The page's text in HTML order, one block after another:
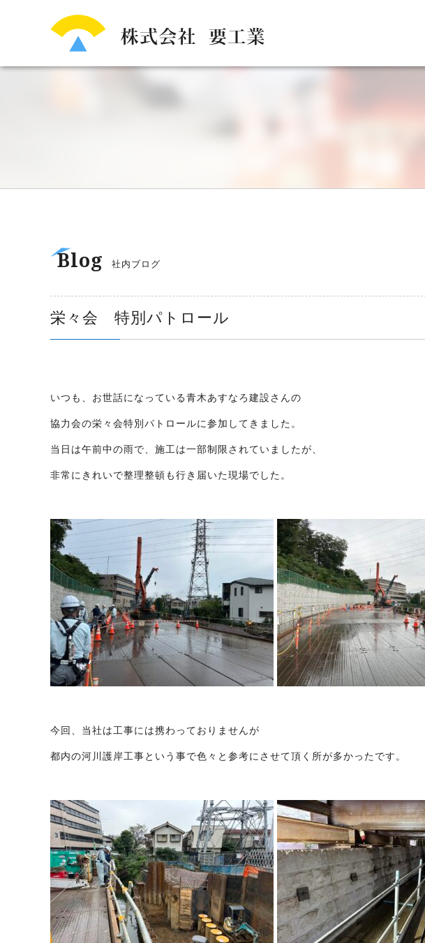
Blog 社内ブログ
栄々会 特別パトロール
いつも、お世話になっている青木あすなろ建設さんの
協力会の栄々会特別パトロールに参加してきました。
当日は午前中の雨で、施工は一部制限されていましたが、
非常にきれいで整理整頓も行き届いた現場でした。
今回、当社は工事には携わっておりませんが
都内の河川護岸工事という事で色々と参考にさせて頂く所が多かったです。